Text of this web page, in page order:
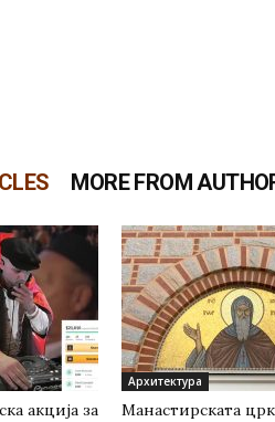
MORE FROM
акција за
Архитектура
Манастирската